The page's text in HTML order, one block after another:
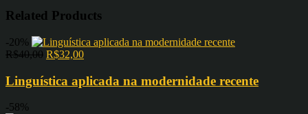
Related Products
-20%
R$40,00 R$32,00
Linguística aplicada na modernidade recente
-58%